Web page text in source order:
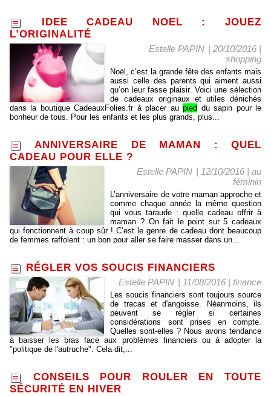
IDEE CADEAU NOEL : JOUEZ
L’ORIGINALITÉ
Estelle PAPIN | 20/10/2016 |
shopping
Noël, c’est la grande fête des enfants mais
aussi celle des parents qui aiment aussi
qu’on leur fasse plaisir. Voici une sélection
de cadeaux originaux et utiles dénichés
dans la boutique CadeauxFolies.fr à placer aupied du sapin pour le
bonheur de tous. Pour les enfants et les plus grands, plus...
ANNIVERSAIRE DE MAMAN : QUEL
CADEAU POUR ELLE ?
Estelle PAPIN | 12/10/2016 | au
féminin
L’anniversaire de votre maman approche et
comme chaque année la même question
qui vous taraude : quelle cadeau offrir à
maman ? On fait le point sur 5 cadeaux
qui fonctionnent à coup sûr ! C’est le genre de cadeau dont beaucoup
de femmes raffolent : un bon pour aller se faire masser dans un...
RÉGLER VOS SOUCIS FINANCIERS
Estelle PAPIN | 11/08/2016 | finance
Les soucis financiers sont toujours source
de tracas et d'angoisse. Néanmoins, ils
peuvent se régler si certaines
considérations sont prises en compte.
Quelles sont-elles ? Nous avons tendance
à baisser les bras face aux problèmes financiers ou à adopter la
"politique de l'autruche". Cela dit,...
CONSEILS POUR ROULER EN TOUTE
SÉCURITÉ EN HIVER